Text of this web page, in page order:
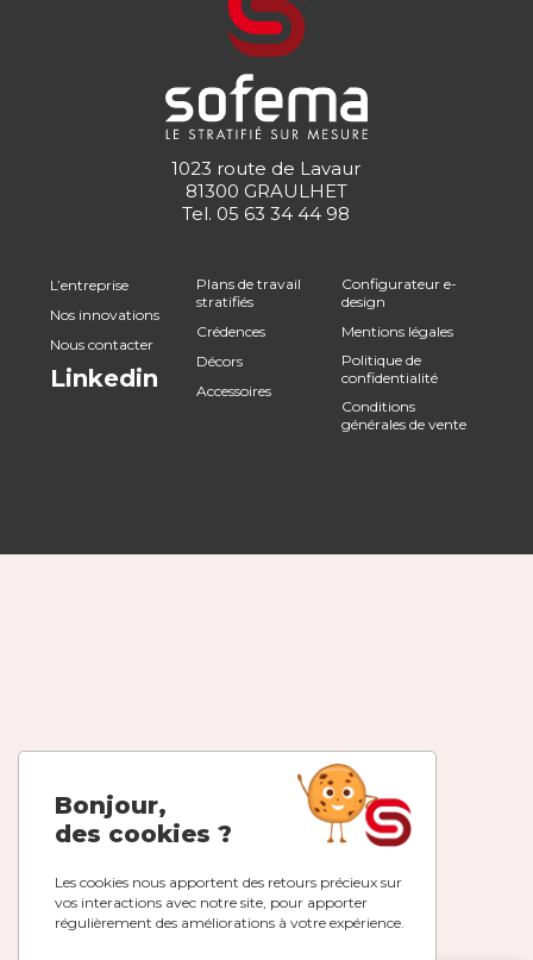
1023 route de Lavaur
81300 GRAULHET
Tel. 05 63 34 44 98
L’entreprise
Nos innovations
Nous contacter
Linkedin
Plans de travail
stratifiés
Crédences
Décors
Accessoires
Configurateur e-
design
Mentions légales
Politique de
confidentialité
Conditions
générales de vente
Bonjour,
des cookies ?
Les cookies nous apportent des retours précieux sur
vos interactions avec notre site, pour apporter
régulièrement des améliorations à votre expérience.